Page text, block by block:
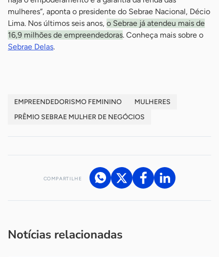
mulheres”, aponta o presidente do Sebrae Nacional, Décio
Lima. Nos últimos seis anos, o Sebrae já atendeu mais de
16,9 milhões de empreendedoras. Conheça mais sobre o
Sebrae Delas.
EMPREENDEDORISMO FEMININO
MULHERES
PRÊMIO SEBRAE MULHER DE NEGÓCIOS
COMPARTILHE
Notícias relacionadas